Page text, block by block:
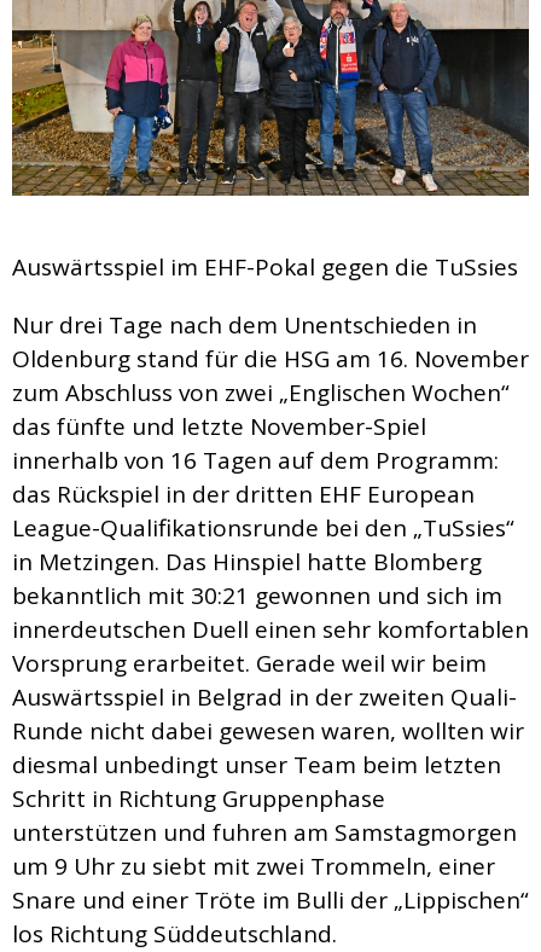
Auswärtsspiel im EHF-Pokal gegen die TuSsies
Nur drei Tage nach dem Unentschieden in
Oldenburg stand für die HSG am 16. November
zum Abschluss von zwei „Englischen Wochen“
das fünfte und letzte November-Spiel
innerhalb von 16 Tagen auf dem Programm:
das Rückspiel in der dritten EHF European
League-Qualifikationsrunde bei den „TuSsies“
in Metzingen. Das Hinspiel hatte Blomberg
bekanntlich mit 30:21 gewonnen und sich im
innerdeutschen Duell einen sehr komfortablen
Vorsprung erarbeitet. Gerade weil wir beim
Auswärtsspiel in Belgrad in der zweiten Quali-
Runde nicht dabei gewesen waren, wollten wir
diesmal unbedingt unser Team beim letzten
Schritt in Richtung Gruppenphase
unterstützen und fuhren am Samstagmorgen
um 9 Uhr zu siebt mit zwei Trommeln, einer
Snare und einer Tröte im Bulli der „Lippischen“
los Richtung Süddeutschland.